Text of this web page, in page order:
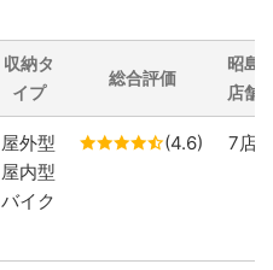
収納タ
イプ
総合評価
昭島
店舗
屋外型
屋内型
バイク
(4.6) 7店